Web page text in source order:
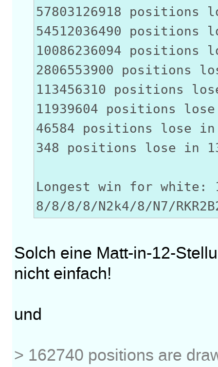
57803126918
54512036490
10086236094
2806553900 positions
113456310 positions
11939604 positions
46584 positions lose
348 positions lose in
Longest win for white:
8/8/8/8/N2k4/8/N7/
Solch eine Matt-in-12-
nicht einfach!
und
> 162740 positions are